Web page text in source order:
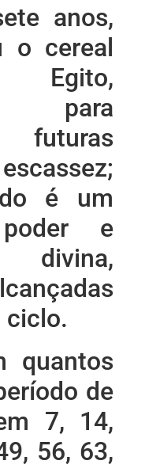
anos,
o cereal
Egito,
o para
futuras
é um
e
divina,
ciclo.
quantos
de
7, 14,
56, 63,